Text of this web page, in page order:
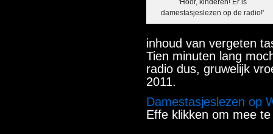
damestasjeslezen op de radio!'
inhoud van vergeten
Tien minuten lang
radio dus, gruwelijk
2011.
Damestasjeslezen op
Effe klikken om mee